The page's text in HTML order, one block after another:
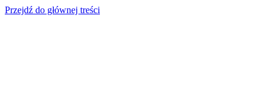
Przejdź do głównej treści